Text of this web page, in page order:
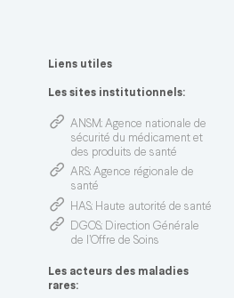
Liens utiles
Les sites institutionnels:
ANSM: Agence nationale de
sécurité du médicament et
des produits de santé
ARS: Agence régionale de
santé
HAS: Haute autorité de santé
DGOS: Direction Générale
de l’Offre de Soins
Les acteurs des maladies
rares: